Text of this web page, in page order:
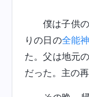
僕は子供
りの日の全能神
た。父は地元
だった。主の